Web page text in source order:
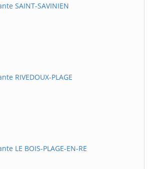
SAINT-SAVINIEN
RIVEDOUX-PLAGE
LE BOIS-PLAGE-EN-RE